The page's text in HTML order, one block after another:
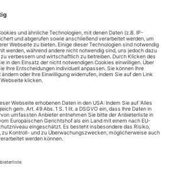
Angeles Philharmonic.
Gustavo Dudamel. Solist: Herbie
2012.
Kwieciens Debüt-Recital